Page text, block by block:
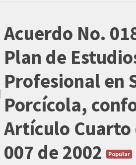
pdf
Acuerdo No.
Plan de
Profesional en
Porcícola,
Artículo Cuarto
007 de 2002
Popular